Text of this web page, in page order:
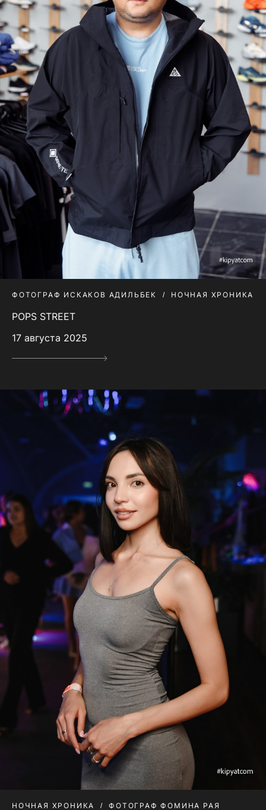
ФОТОГРАФ ИСКАКОВ АДИЛЬБЕК НОЧНАЯ ХРОНИКА
POPS STREET
17 августа 2025
НОЧНАЯ ХРОНИКА ФОТОГРАФ ФОМИНА РАЯ